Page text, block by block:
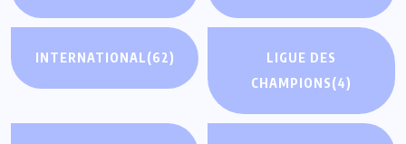
INTERNATIONAL(62)
LIGUE DES
CHAMPIONS(4)